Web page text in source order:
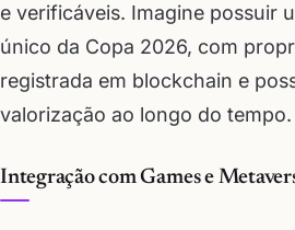
e verificáveis. Imagine possuir
único da Copa 2026, com
registrada em blockchain e
valorização ao longo do tempo.
Integração com Games e